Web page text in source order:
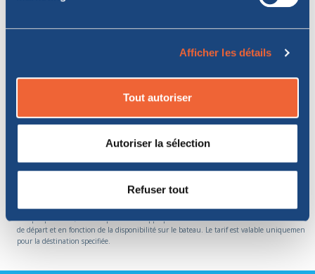
Afficher les détails
Tout autoriser
Autoriser la sélection
Refuser tout
Retour €17,82
TOUTE L'ANNÉE
EN SAVOIR PLUS SUR LA LIAISON
Prix par personne, aller simple. Le tarif appliqué varie en fonction de la date et de l´heure
de départ et en fonction de la disponibilité sur le bateau. Le tarif est valable uniquement
pour la déstination specifiée.